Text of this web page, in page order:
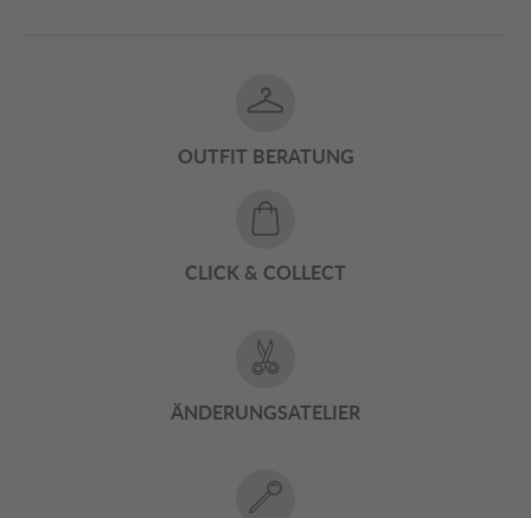
OUTFIT BERATUNG
CLICK & COLLECT
ÄNDERUNGSATELIER